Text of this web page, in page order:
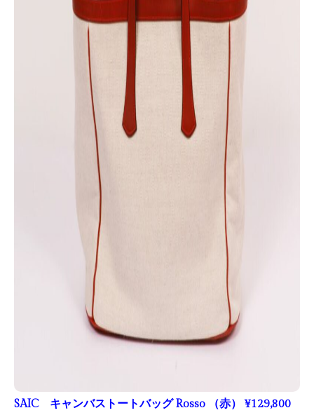
SAIC キャンバストートバッグ Rosso （赤） ¥129,800